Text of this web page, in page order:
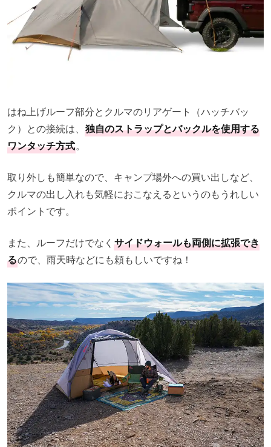
はね上げルーフ部分とクルマのリアゲート（ハッチバッ
ク）との接続は、 独自のストラップとバックルを使用する
ワンタッチ方式。
取り外しも簡単なので、キャンプ場外への買い出しなど、
クルマの出し入れも気軽におこなえるというのもうれしい
ポイントです。
また、ルーフだけでなく サイドウォールも両側に拡張でき
るので、雨天時などにも頼もしいですね！